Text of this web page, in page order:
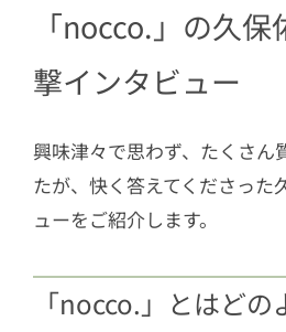
「nocco.」の久
撃インタビュー
興味津々で思わず、たくさん
たが、快く答えてくださった
ューをご紹介します。
「nocco.」とはど